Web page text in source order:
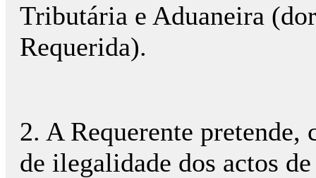
Tributária e Aduaneira
Requerida).
2. A Requerente pretende,
de ilegalidade dos actos